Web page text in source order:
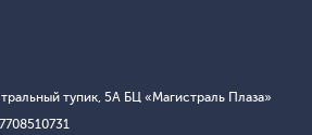
тупик, 5А БЦ «Магистраль Плаза»
7708510731